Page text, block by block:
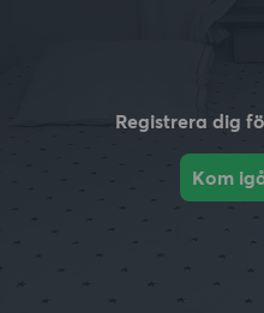
Registrera dig
Kom